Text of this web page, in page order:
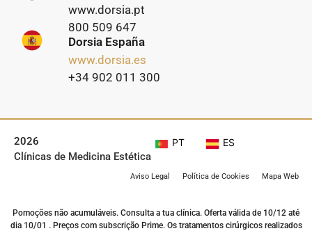
www.dorsia.pt
800 509 647
Dorsia España
www.dorsia.es
+34 902 011 300
2026
Clínicas de Medicina Estética
PT ES
Aviso Legal Política de Cookies Mapa Web
Pomoções não acumuláveis. Consulta a tua clínica. Oferta válida de 10/12 até
dia 10/01 . Preços com subscrição Prime. Os tratamentos cirúrgicos realizados